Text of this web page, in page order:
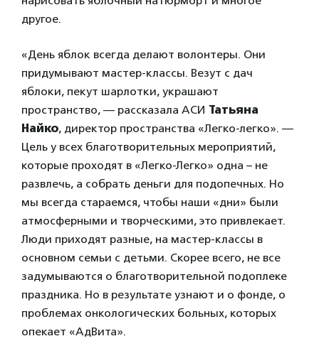
другое.
«День яблок всегда делают волонтеры. Они
придумывают мастер-классы. Везут с дач
яблоки, пекут шарлотки, украшают
пространство, — рассказала АСИ Татьяна
Найко, директор пространства «Легко-легко». —
Цель у всех благотворительных мероприятий,
которые проходят в «Легко-Легко» одна – не
развлечь, а собрать деньги для подопечных. Но
мы всегда стараемся, чтобы наши «дни» были
атмосферными и творческими, это привлекает.
Люди приходят разные, на мастер-классы в
основном семьи с детьми. Скорее всего, не все
задумываются о благотворительной подоплеке
праздника. Но в результате узнают и о фонде, о
проблемах онкологических больных, которых
опекает «АдВита».